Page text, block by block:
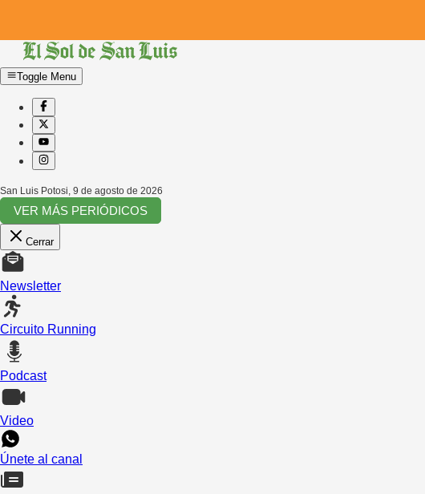
Toggle Menu
San Luis Potosi 9 de agosto de 2026
VER MÁS PERIÓDICOS
Cerrar
Newsletter
Circuito Running
Podcast
Video
Únete al canal